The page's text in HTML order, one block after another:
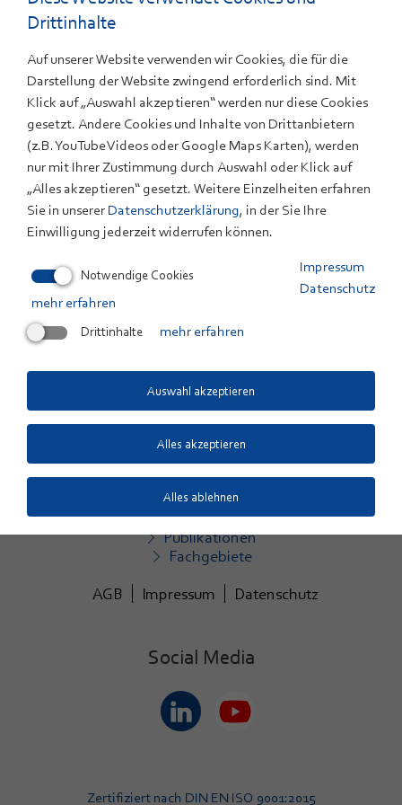
Der Bericht über die Veranstaltung der Stuttgarter
Zeitung im Rahmen der Reihe "Leser-Uni" erschien
gestern und ist
hiernachzulesen.
Kontaktieren Sie uns
Haben Sie Fragen zu einem Thema, das die Arbeit des
Telefon +49 711 78 70-0
Quicklinks
Aktuelles
Veranstaltungen
Publikationen
Fachgebiete
AGB
Impressum Datenschutz
Social Media
Zertifiziert nach DIN EN ISO 9001:2015
Drittinhalte
Auf unserer Website verwenden wir Cookies, die für die
Darstellung der Website zwingend erforderlich sind. Mit
Klick auf „Auswahl akzeptieren“ werden nur diese Cookies
gesetzt. Andere Cookies und Inhalte von Drittanbietern
(z.B. YouTube Videos oder Google Maps Karten), werden
nur mit Ihrer Zustimmung durch Auswahl oder Klick auf
„Alles akzeptieren“ gesetzt. Weitere Einzelheiten erfahren
Sie in unserer Datenschutzerklärung, in der Sie Ihre
Einwilligung jederzeit widerrufen können.
Impressum
Datenschutz
Notwendige Cookies
mehr erfahren
Drittinhalte
mehr erfahren
Auswahl akzeptieren
Alles akzeptieren
Alles ablehnen